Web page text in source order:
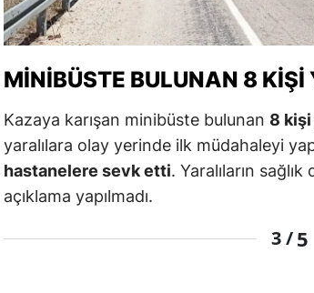
Muş
Nevşehir
Ordu
Rize
MINIBÜSTE BULUNAN 8
Kazaya karışan minibüste bulunan 8 kişi
yaralılara olay yerinde ilk müdahaleyi
hastanelere sevk etti. Yaralıların
açıklama yapılmadı.
3 /5